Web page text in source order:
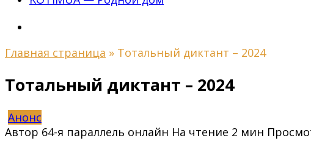
Главная страница » Тотальный диктант – 2024
Тотальный диктант – 2024
Анонс
Автор 64-я параллель онлайн На чтение 2 мин